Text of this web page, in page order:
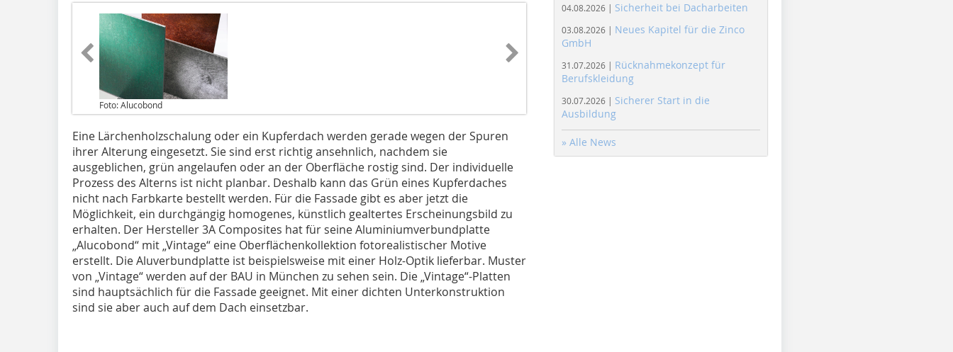
Foto: Alucobond
Eine Lärchenholzschalung oder ein Kupferdach werden gerade wegen der Spuren
ihrer Alterung eingesetzt. Sie sind erst richtig ansehnlich, nachdem sie
ausgeblichen, grün angelaufen oder an der Oberfläche rostig sind. Der individuelle
Prozess des Alterns ist nicht planbar. Deshalb kann das Grün eines Kupferdaches
nicht nach Farbkarte bestellt werden. Für die Fassade gibt es aber jetzt die
Möglichkeit, ein durchgängig homogenes, künstlich gealtertes Erscheinungsbild zu
erhalten. Der Hersteller 3A Composites hat für seine Aluminiumverbundplatte
„Alucobond“ mit „Vintage“ eine Oberflächenkollektion fotorealistischer Motive
erstellt. Die Aluverbundplatte ist beispielsweise mit einer Holz-Optik lieferbar. Muster
von „Vintage“ werden auf der BAU in München zu sehen sein. Die „Vintage“-Platten
sind hauptsächlich für die Fassade geeignet. Mit einer dichten Unterkonstruktion
sind sie aber auch auf dem Dach einsetzbar.
04.08.2026 | Sicherheit bei Dacharbeiten
03.08.2026 | Neues Kapitel für die Zinco
GmbH
31.07.2026 | Rücknahmekonzept für
Berufskleidung
30.07.2026 | Sicherer Start in die
Ausbildung
» Alle News